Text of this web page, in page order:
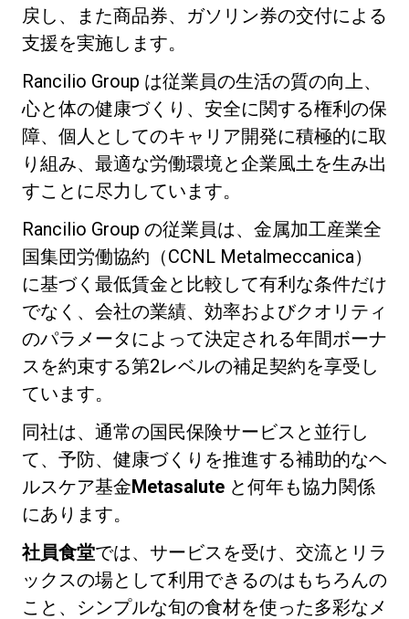
戻し、また商品券、ガソリン券の交付による
支援を実施します。
Rancilio Group は従業員の生活の質の向上、
心と体の健康づくり、安全に関する権利の保
障、個人としてのキャリア開発に積極的に取
り組み、最適な労働環境と企業風土を生み出
すことに尽力しています。
Rancilio Group の従業員は、金属加工産業全
国集団労働協約（CCNL Metalmeccanica）
に基づく最低賃金と比較して有利な条件だけ
でなく、会社の業績、効率およびクオリティ
のパラメータによって決定される年間ボーナ
スを約束する第2レベルの補足契約を享受し
ています。
同社は、通常の国民保険サービスと並行し
て、予防、健康づくりを推進する補助的なヘ
ルスケア基金Metasalute と何年も協力関係
にあります。
社員食堂では、サービスを受け、交流とリラ
ックスの場として利用できるのはもちろんの
こと、シンプルな旬の食材を使った多彩なメ
サスティナビリティ
接続
お問い合わせ
プライバシーポリシー